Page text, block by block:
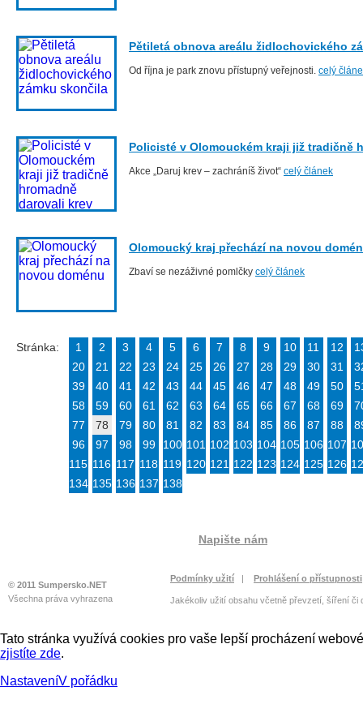
Pětiletá obnova areálu židlochovického
Od října je park znovu přístupný veřejnosti. celý
Policisté v Olomouckém kraji již tradičně
Akce „Daruj krev – zachráníš život“ celý článek
Olomoucký kraj přechází na novou
Zbaví se nezáživné pomlčky celý článek
Stránka: 1 2 3 4 5 6 7 8 9 10 11 12
20
21 22 23 24 25 26 27 28 29 30 31
39
40 41 42 43 44 45 46 47 48 49 50
58
59 60 61 62 63 64 65 66 67 68 69
77
78 79 80 81 82 83 84 85 86 87 88
96
97 98 99 100 101 102 103 104 105 106 107
115 116 117 118 119 120 121 122 123 124 125 126
134 135 136 137 138
© 2011 Sumpersko.NET
Všechna práva vyhrazena
Napište nám
Podmínky užití | Prohlášení o přístupnosti
Jakékoliv užití obsahu včetně převzetí, šíření či
Tato stránka využívá cookies pro vaše lepší procházení
zjistíte zde.
NastaveníV pořádku